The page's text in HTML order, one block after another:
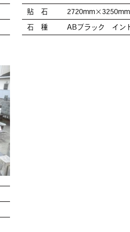
貼 石 2720mm×3250mm
石 種 ABブラック イン